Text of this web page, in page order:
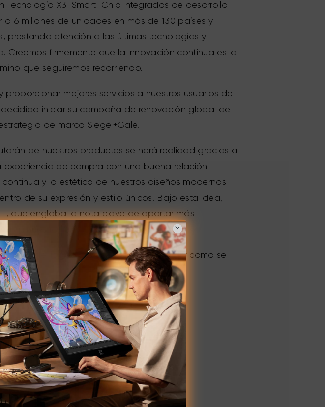
Tecnología X3-Smart-Chip integrados de desarrollo
6 millones de unidades en más de 130 países y
prestando atención a las últimas tecnologías y
Creemos firmemente que la innovación continua es la
que seguiremos recorriendo.
mejores servicios a nuestros usuarios de
iniciar su campaña de renovación global de
de marca Siegel+Gale.
de nuestros productos se hará realidad gracias a
experiencia de compra con una buena relación
y la estética de nuestros diseños modernos
de su expresión y estilo únicos. Bajo esta idea,
", que engloba la nota clave de aportar más
a nuestros usuarios.
diseño del logotipo de nuestra marca, tal y como se